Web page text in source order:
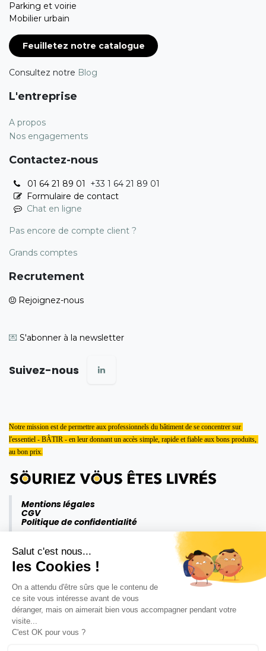
Salut c'est nous...
les Cookies !
On a attendu d'être sûrs que le contenu de
ce site vous intéresse avant de vous
déranger, mais on aimerait bien vous accompagner pendant votre
visite...
C'est OK pour vous ?
Parking et voirie
Mobilier urbain
Feuilletez notre catalogue
Consultez notre Blog
L'entreprise
A propos
Nos engagements
Contactez-nous
01 64 21 89 01 +33 1 64 21 89 01
Formulaire de contact
Chat en ligne
Pas encore de compte client ?
Grands comptes
Recrutement
Rejoignez-nous
💌 S'abonner à la newsletter
Suivez-nous
Notre mission est de permettre aux professionnels du bâtiment de se concentrer sur
l'essentiel - BÂTIR - en leur donnant un accès simple, rapide et fiable aux bons produits,
au bon prix.
Mentions légales
CGV
Politique de confidentialité